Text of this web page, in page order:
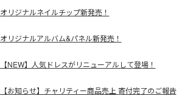
オリジナルネイルチップ新発売！
オリジナルアルバム&パネル新発売！
【NEW】人気ドレスがリニューアルして登場！
【お知らせ】チャリティー商品売上 寄付完了のご報告